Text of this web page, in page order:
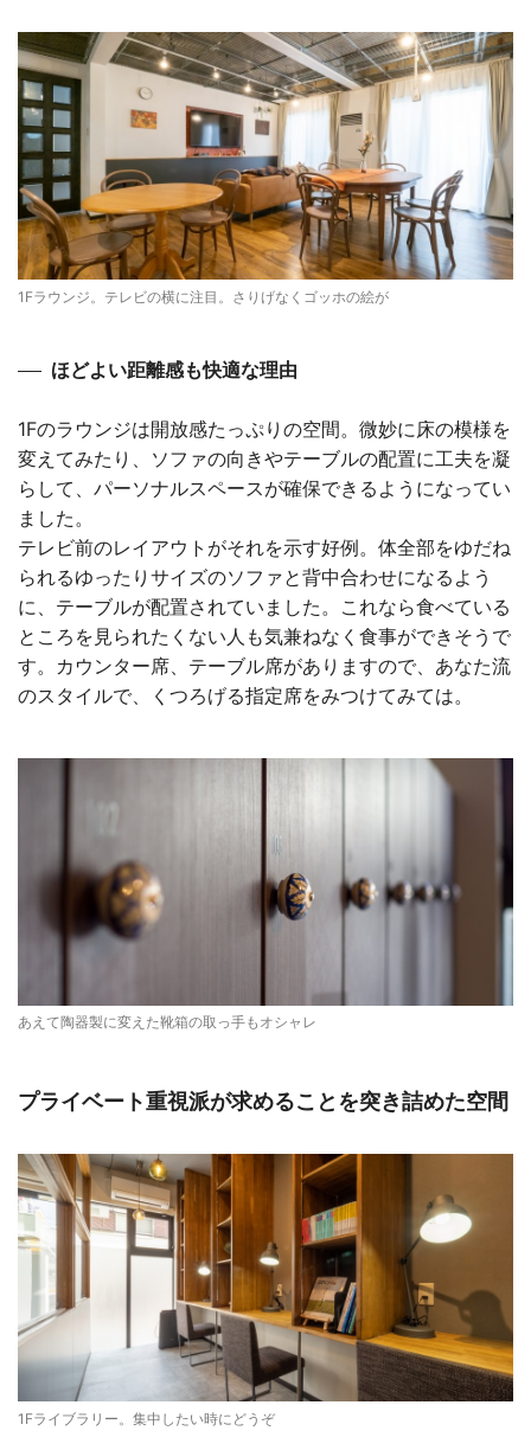
1Fラウンジ。テレビの横に注目。さりげなくゴッホの絵が
ほどよい距離感も快適な理由
1Fのラウンジは開放感たっぷりの空間。微妙に床の模様を
変えてみたり、ソファの向きやテーブルの配置に工夫を凝
らして、パーソナルスペースが確保できるようになってい
ました。
テレビ前のレイアウトがそれを示す好例。体全部をゆだね
られるゆったりサイズのソファと背中合わせになるよう
に、テーブルが配置されていました。これなら食べている
ところを見られたくない人も気兼ねなく食事ができそうで
す。カウンター席、テーブル席がありますので、あなた流
のスタイルで、くつろげる指定席をみつけてみては。
あえて陶器製に変えた靴箱の取っ手もオシャレ
プライベート重視派が求めることを突き詰めた空間
1Fライブラリー。集中したい時にどうぞ